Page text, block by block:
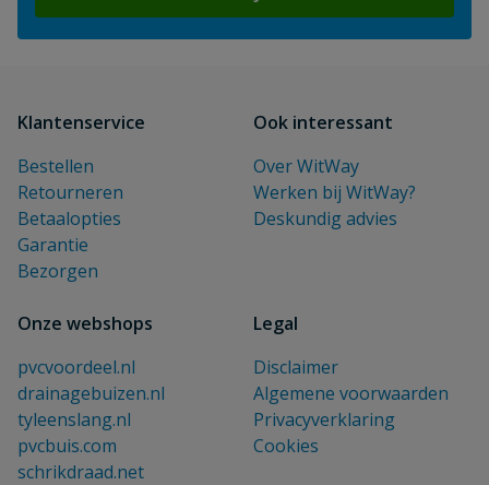
Klantenservice
Bestellen
Retourneren
Betaalopties
Garantie
Bezorgen
Ook interessant
Over WitWay
Werken bij WitWay?
Deskundig advies
Onze webshops
pvcvoordeel.nl
drainagebuizen.nl
tyleenslang.nl
pvcbuis.com
schrikdraad.net
Legal
Disclaimer
Algemene voorwaarden
Privacyverklaring
Cookies